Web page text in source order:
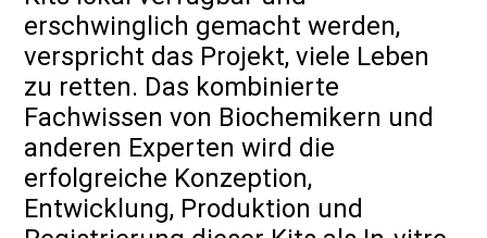
erschwinglich gemacht werden,
verspricht das Projekt, viele Leben
zu retten. Das kombinierte
Fachwissen von Biochemikern und
anderen Experten wird die
erfolgreiche Konzeption,
Entwicklung, Produktion und